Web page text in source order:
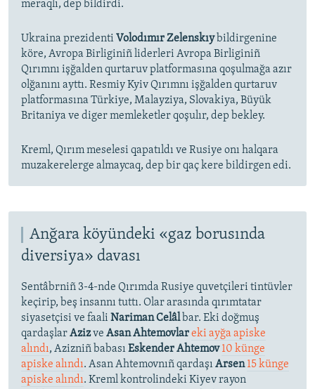
meraqlı, dep bildirdi.
Ukraina prezidenti Volodımır Zelenskıybildirgenine
köre, Avropa Birliginiñ liderleri Avropa Birliginiñ
Qırımnı işğalden qurtaruv platformasına qoşulmağa azır
olğanını ayttı. Resmiy Kyiv Qırımnı işğalden qurtaruv
platformasına Türkiye, Malayziya, Slovakiya, Büyük
Britaniya ve diger memleketler qoşulır, dep bekley.
Kreml, Qırım meselesi qapatıldı ve Rusiye onı halqara
muzakerelerge almaycaq, dep bir qaç kere bildirgen edi.
Anğara köyündeki «gaz borusında
diversiya» davası
Sentâbrniñ 3-4-nde Qırımda Rusiye quvetçileri tintüvler
keçirip, beş insannı tuttı. Olar arasında qırımtatar
siyasetçisi ve faali Nariman Celâlbar. Eki doğmuş
qardaşlarAzizve Asan Ahtemovlareki ayğa apiske
alındı, Azizniñ babası Eskender Ahtemov 10 künge
apiske alındı. Asan Ahtemovnıñ qardaşı Arsen15 künge
apiske alındı. Kreml kontrolindeki Kiyev rayon